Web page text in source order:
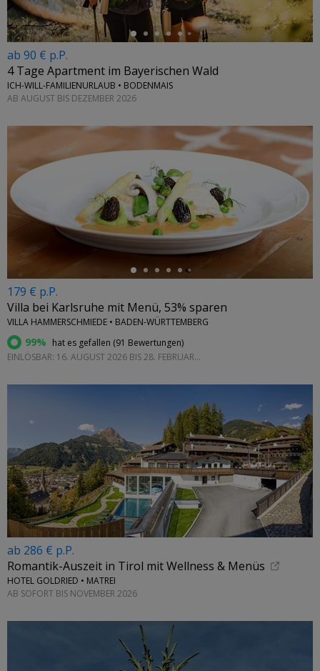
ab 90 € p.P.
4 Tage Apartment im Bayerischen Wald
ICH-WILL-FAMILIENURLAUB • BODENMAIS
AB AUGUST BIS DEZEMBER 2026
179 € p.P.
Villa bei Karlsruhe mit Menü, 53% sparen
VILLA HAMMERSCHMIEDE • BADEN-WÜRTTEMBERG
99% hat es gefallen (91 Bewertungen)
EINLÖSBAR: 16. AUGUST 2026 BIS 28. FEBRUAR 2027
ab 286 € p.P.
Romantik-Auszeit in Tirol mit Wellness & Menüs
HOTEL GOLDRIED • MATREI
AB SOFORT BIS NOVEMBER 2026